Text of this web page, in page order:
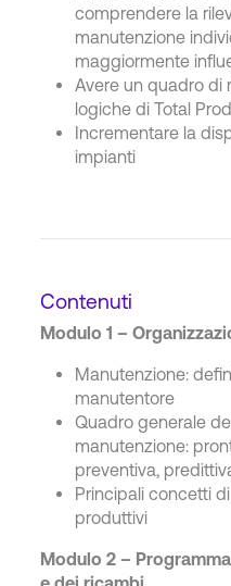
comprendere la
manutenzione
maggiormente
Avere un quadro di
logiche di Total
Incrementare la
impianti
Contenuti
Modulo 1 –
Manutenzione:
manutentore
Quadro generale
manutenzione:
preventiva,
Principali concetti
produttivi
Modulo 2 –